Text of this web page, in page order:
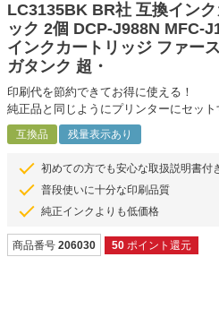
会員専用商品
説明書ダウンロード
LC3135BK BR社 互換イン
ック 2個 DCP-J988N MFC-
インクカートリッジ ファー
ガタンク 超・
印刷代を節約できてお得に使える！
純正品と同じようにプリンターにセット
互換品 残量表示あり
初めての方でも安心な取扱説明書付
普段使いに十分な印刷品質
純正インクよりも低価格
商品番号 206030 50 ポイント還元